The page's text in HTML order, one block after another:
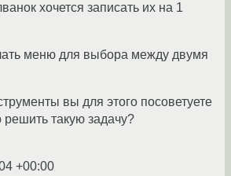
хочется записать их на 1
меню для выбора между двумя
вы для этого посоветуете
решить такую задачу?
+00:00